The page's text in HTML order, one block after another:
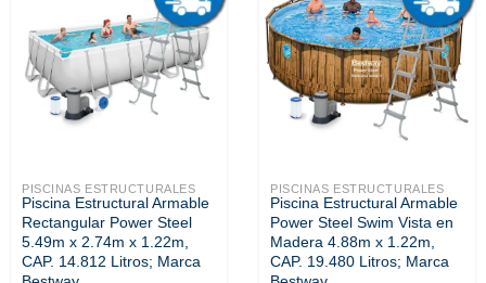
PISCINAS ESTRUCTURALES
Piscina Estructural Armable
Rectangular Power Steel
5.49m x 2.74m x 1.22m,
CAP. 14.812 Litros; Marca
PISCINAS ESTRUCTURALES
Piscina Estructural Armable
Power Steel Swim Vista en
Madera 4.88m x 1.22m,
CAP. 19.480 Litros; Marca